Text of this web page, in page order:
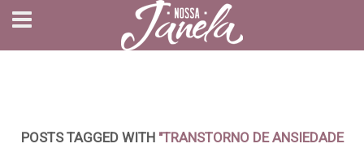
POSTS TAGGED WITH "TRANSTORNO DE ANSIEDADE